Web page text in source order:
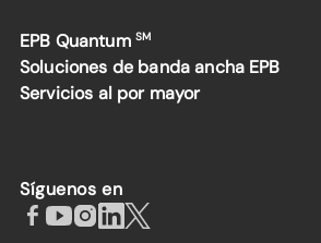
EPB Quantum SM
Soluciones de banda ancha EPB
Servicios al por mayor
Síguenos en